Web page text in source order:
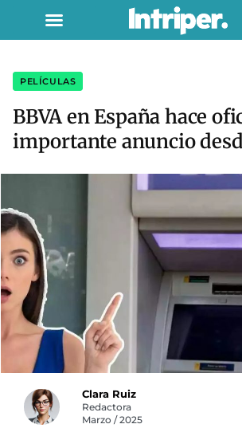
PELÍCULAS
BBVA en España hace
importante anuncio
Clara Ruiz
Redactora
Marzo / 2025